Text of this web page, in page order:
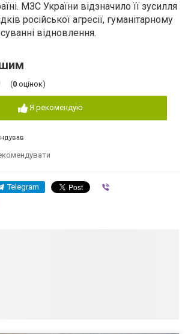
МЗС України відзначило її зусилля
російської агресії, гуманітарному
відновлення.
(0 оцінок)
Я рекомендую
Telegram